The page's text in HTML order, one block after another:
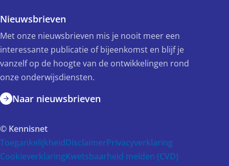
Nieuwsbrieven
Met onze nieuwsbrieven mis je nooit meer een
interessante publicatie of bijeenkomst en blijf je
vanzelf op de hoogte van de ontwikkelingen rond
onze onderwijsdiensten.
Naar nieuwsbrieven
© Kennisnet
ToegankelijkheidDisclaimerPrivacyverklaring
CookieverklaringKwetsbaarheid melden (CVD)